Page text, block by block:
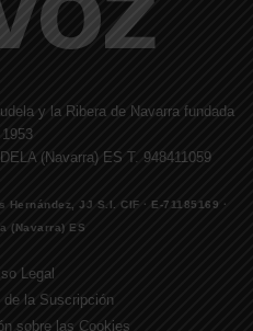
y la Ribera de Navarra fundada
(Navarra) ES T. 948411059
JJ S.I. CIF · E-71185169 ·
(Navarra) ES
Legal
de la Suscripción
sobre las Cookies